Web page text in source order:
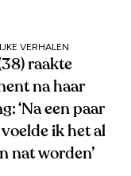
VERHALEN
raakte
na haar
‘Na een paar
ik het al
nat worden’